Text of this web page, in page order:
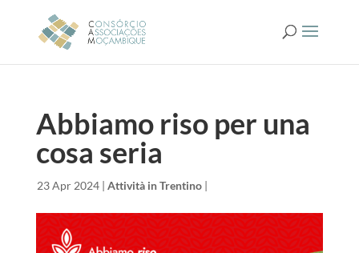
Abbiamo riso per una
cosa seria
23 Apr 2024| Attività in Trentino|